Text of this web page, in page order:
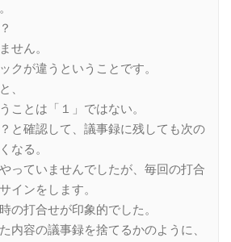
せん。
クが違うということです。
、
ことは「１」ではない。
と確認して、議事録に残しても次の
なる。
っていませんでしたが、毎回の打合
インをします。
の打合せが印象的でした。
内容の議事録を捨てるかのように、